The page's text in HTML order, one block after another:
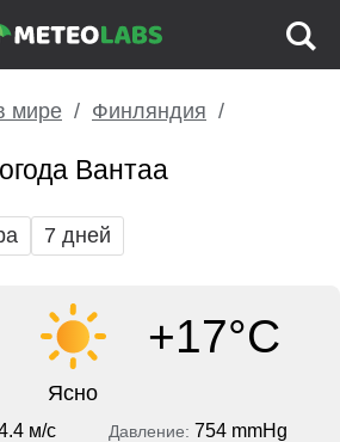
мире Финляндия
Вантаа
7 дней
+17°C
Ясно
м/с Давление: 754 mmHg